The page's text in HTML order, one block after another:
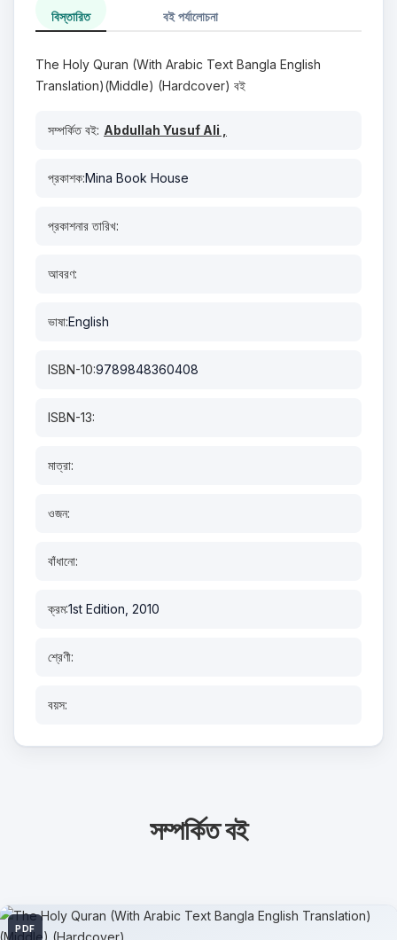
বিস্তারিত বই পর্যালোচনা
The Holy Quran (With Arabic Text Bangla English
Translation)(Middle) (Hardcover) বই
সম্পর্কিত বই: Abdullah Yusuf Ali ,
প্রকাশক:Mina Book House
প্রকাশনার তারিখ:
আবরণ:
ভাষা:English
ISBN-10:9789848360408
ISBN-13:
মাত্রা:
ওজন:
বাঁধানো:
ক্রম:1st Edition, 2010
শ্রেণী:
বয়স:
সম্পর্কিত বই
PDF